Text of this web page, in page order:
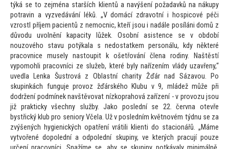
týká seto zejména starších klientů a navýšení požadavků na nákupy
potravin a vyzvedávání léků. „V domácí zdravotní i hospicové péči
vzrostl příjem pacientů z nemocnic, kteří jsou i nadále posíláni domů z
důvodu uvolnění kapacity lůžek. Osobní asistence se v období
nouzového stavu potýkala s nedostatkem personálu, kdy některé
pracovnice musely nastoupit k ošetřování člena rodiny. Naštěstí
vypomohli pracovníci ze služeb, které byly nařízením vlády uzavřeny,“
uvedla Lenka Šustrová z Oblastní charity Žďár nad Sázavou. Po
skupinkách funguje provoz žďárského Klubu v 9, mládež může při
dodržení podmínek navštěvovat nízkoprahová zařízení - v provozu jsou
již prakticky všechny služby. Jako poslední se 22. června otevře
bystřický klub pro seniory Včela. Už v posledním květnovém týdnu se za
zvýšených hygienických opatření vrátili klienti do stacionářů. „Máme
vytvořené dopolední a odpolední skupiny, ve kterých pracují pouze